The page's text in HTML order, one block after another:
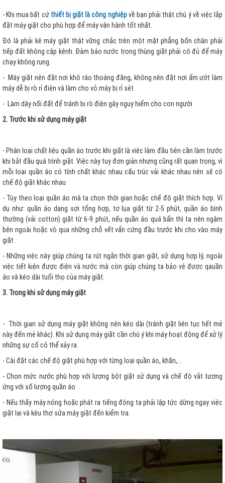
- Khi mua bất cứthiết bị giặt là công nghiệpvề bạn phải thật chú ý về việc lắp
đặt máy giặt cho phù hợp để máy vận hành tốt nhất.
Đó là phải kê máy giặt thật vững chắc trên một mặt phẳng bốn chân phải
tiếp đất không cập kênh. Đảm bảo nước trong thùng giặt phải có đủ để máy
chạy không rung.
- Máy giặt nên đặt nơi khô ráo thoáng đãng, không nên đặt nơi ẩm ướt làm
máy dễ bị rò rỉ điện và làm cho vỏ máy bị rỉ sét .
- Làm dây nối đất để tránh bị rò điện gây nguy hiểm cho con người
2. Trước khi sử dụng máy giặt
- Phân loại chất liệu quần áo trước khi giặt là việc làm đầu tiên cần làm trước
khi bắt đầu quá trình giặt. Việc này tuy đơn giản nhưng cũng rất quan trọng, vì
mỗi loại quần áo có tính chất khác nhau cấu trúc vải khác nhau nên sẽ có
chế độ giặt khác nhau
- Tùy theo loại quần áo mà ta chọn thời gian hoặc chế độ giặt thích hợp. Ví
dụ như: quần áo dạng sợi tổng hợp, tơ lụa giặt từ 2-5 phút, quần áo bình
thường (vải cotton) giặt từ 6-9 phút, nếu quần áo quá bẩn thì ta nên ngâm
bên ngoài hoặc vò qua những chỗ vết vẩn cứng đầu trước khi cho vào máy
giặt .
- Những việc này giúp chúng ta rút ngắn thời gian giặt, sử dụng hợp lý, ngoài
việc tiết kiện được điện và nước mà còn giúp chúng ta bảo vệ được qauần
áo và kéo dài tuổi thọ của máy giặt.
3. Trong khi sử dụng máy giặt
- Thời gian sử dụng máy giặt không nên kéo dài (tránh giặt liên tục hết mẻ
này đến mẻ khác). Khi sử dụng máy giặt cần chú ý khi máy hoạt động để xử lý
những sự cố có thể xảy ra.
- Cài đặt các chế độ giặt phù hợp với từng loại quần áo, khăn,…
- Chọn mức nước phù hợp với lượng bột giặt sử dụng và chế độ vắt tương
ứng với số lượng quần áo
- Nếu thấy máy nóng hoặc phát ra tiếng động ta phải lập tức dừng ngay việc
giặt lại và kêu thợ sửa máy giặt đến kiểm tra.